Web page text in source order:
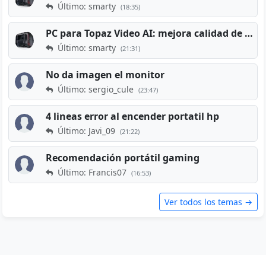
Último: smarty (18:35)
PC para Topaz Video AI: mejora calidad de vídeos viejos
Último: smarty (21:31)
No da imagen el monitor
Último: sergio_cule (23:47)
4 lineas error al encender portatil hp
Último: Javi_09 (21:22)
Recomendación portátil gaming
Último: Francis07 (16:53)
Ver todos los temas →